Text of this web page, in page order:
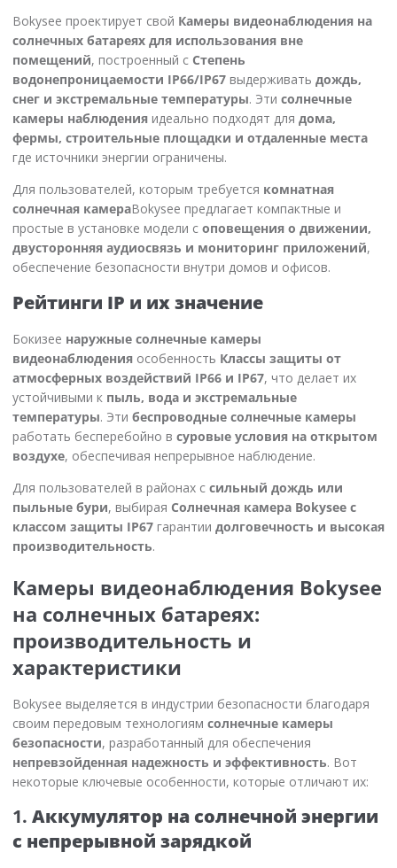
Bokysee проектирует свой Камеры видеонаблюдения на
солнечных батареях для использования вне
помещений, построенный с Степень
водонепроницаемости IP66/IP67 выдерживать дождь,
снег и экстремальные температуры. Эти солнечные
камеры наблюдения идеально подходят для дома,
фермы, строительные площадки и отдаленные места
где источники энергии ограничены.
Для пользователей, которым требуется комнатная
солнечная камераBokysee предлагает компактные и
простые в установке модели с оповещения о движении,
двусторонняя аудиосвязь и мониторинг приложений,
обеспечение безопасности внутри домов и офисов.
Рейтинги IP и их значение
Бокизее наружные солнечные камеры
видеонаблюдения особенность Классы защиты от
атмосферных воздействий IP66 и IP67, что делает их
устойчивыми к пыль, вода и экстремальные
температуры. Эти беспроводные солнечные камеры
работать бесперебойно в суровые условия на открытом
воздухе, обеспечивая непрерывное наблюдение.
Для пользователей в районах с сильный дождь или
пыльные бури, выбирая Солнечная камера Bokysee с
классом защиты IP67 гарантии долговечность и высокая
производительность.
Камеры видеонаблюдения Bokysee
на солнечных батареях:
производительность и
характеристики
Bokysee выделяется в индустрии безопасности благодаря
своим передовым технологиям солнечные камеры
безопасности, разработанный для обеспечения
непревзойденная надежность и эффективность. Вот
некоторые ключевые особенности, которые отличают их:
1. Аккумулятор на солнечной энергии
с непрерывной зарядкой